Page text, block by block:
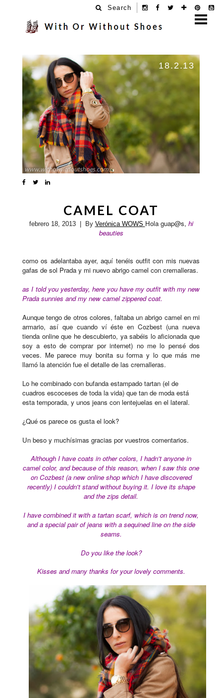
Search
18.2.13
CAMEL COAT
febrero 18, 2013| By Verónica WOWS Hola guap@s, hi
beauties
como os adelantaba ayer, aquí tenéis outfit con mis nuevas
gafas de sol Prada y mi nuevo abrigo camel con cremalleras.
as I told you yesterday, here you have my outfit with my new
Prada sunnies and my new camel zippered coat.
Aunque tengo de otros colores, faltaba un abrigo camel en mi
armario, así que cuando ví éste en Cozbest (una nueva
tienda online que he descubierto, ya sabéis lo aficionada que
soy a esto de comprar por internet) no me lo pensé dos
veces. Me parece muy bonita su forma y lo que más me
llamó la atención fue el detalle de las cremalleras.
Lo he combinado con bufanda estampado tartan (el de
cuadros escoceses de toda la vida) que tan de moda está
esta temporada, y unos jeans con lentejuelas en el lateral.
¿Qué os parece os gusta el look?
Un beso y muchísimas gracias por vuestros comentarios.
Although I have coats in other colors, I hadn't anyone in
camel color, and because of this reason, when I saw this one
on Cozbest (a new online shop which I have discovered
recently) I couldn't stand without buying it. I love its shape
and the zips detail.
I have combined it with a tartan scarf, which is on trend now,
and a special pair of jeans with a sequined line on the side
seams.
Do you like the look?
Kisses and many thanks for your lovely comments.